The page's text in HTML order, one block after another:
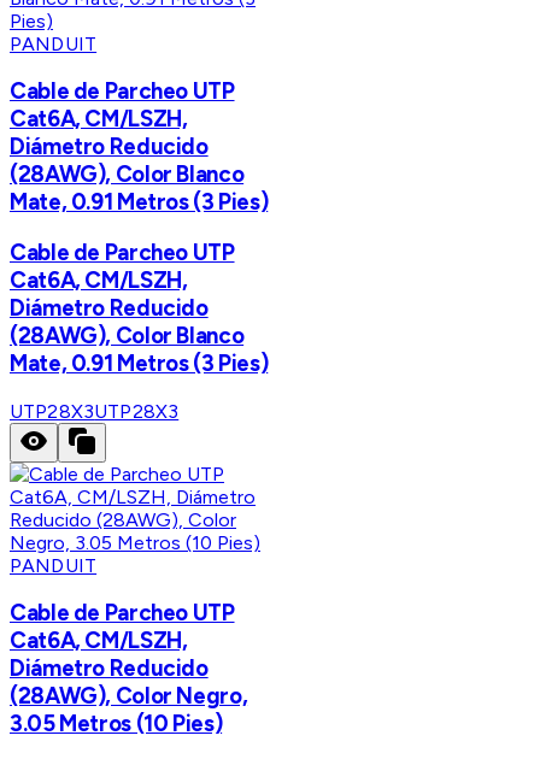
PANDUIT
Cable de Parcheo UTP
Cat6A, CM/LSZH,
Diámetro Reducido
(28AWG), Color Blanco
Mate, 0.91 Metros (3 Pies)
Cable de Parcheo UTP
Cat6A, CM/LSZH,
Diámetro Reducido
(28AWG), Color Blanco
Mate, 0.91 Metros (3 Pies)
UTP28X3UTP28X3
PANDUIT
Cable de Parcheo UTP
Cat6A, CM/LSZH,
Diámetro Reducido
(28AWG), Color Negro,
3.05 Metros (10 Pies)